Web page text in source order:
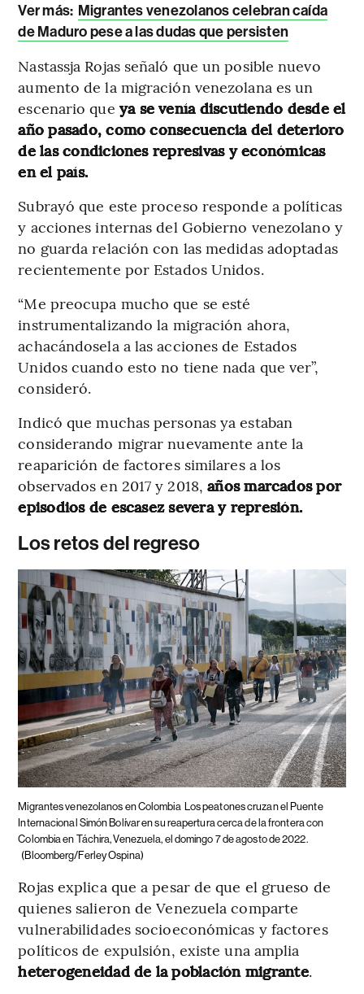
Ver más: Migrantes venezolanos celebran caída
de Maduro pese a las dudas que persisten
Nastassja Rojas señaló que un posible nuevo
aumento de la migración venezolana es un
escenario que ya se venía discutiendo desde el
año pasado, como consecuencia del deterioro
de las condiciones represivas y económicas
en el país.
Subrayó que este proceso responde a políticas
y acciones internas del Gobierno venezolano y
no guarda relación con las medidas adoptadas
recientemente por Estados Unidos.
“Me preocupa mucho que se esté
instrumentalizando la migración ahora,
achacándosela a las acciones de Estados
Unidos cuando esto no tiene nada que ver”,
consideró.
Indicó que muchas personas ya estaban
considerando migrar nuevamente ante la
reaparición de factores similares a los
observados en 2017 y 2018,años marcados por
episodios de escasez severa y represión.
Los retos del regreso
Migrantes venezolanos en Colombia Los peatones cruzan el Puente
Internacional Simón Bolívar en su reapertura cerca de la frontera con
Colombia en Táchira, Venezuela, el domingo 7 de agosto de 2022.
(Bloomberg/Ferley Ospina)
Rojas explica que a pesar de que el grueso de
quienes salieron de Venezuela comparte
vulnerabilidades socioeconómicas y factores
políticos de expulsión, existe una amplia
heterogeneidad de la población migrante.